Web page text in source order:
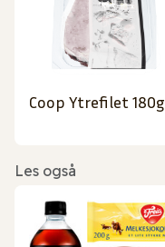
Coop Ytrefilet 180g
Les også